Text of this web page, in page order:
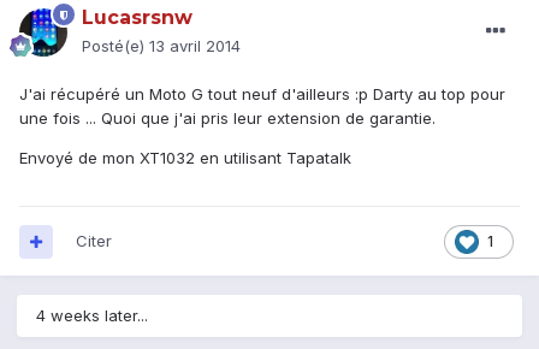
Lucasrsnw
Posté(e) 13 avril 2014
J'ai récupéré un Moto G tout neuf d'ailleurs :p Darty au top pour
une fois ... Quoi que j'ai pris leur extension de garantie.
Envoyé de mon XT1032 en utilisant Tapatalk
1
Citer
4 weeks later...